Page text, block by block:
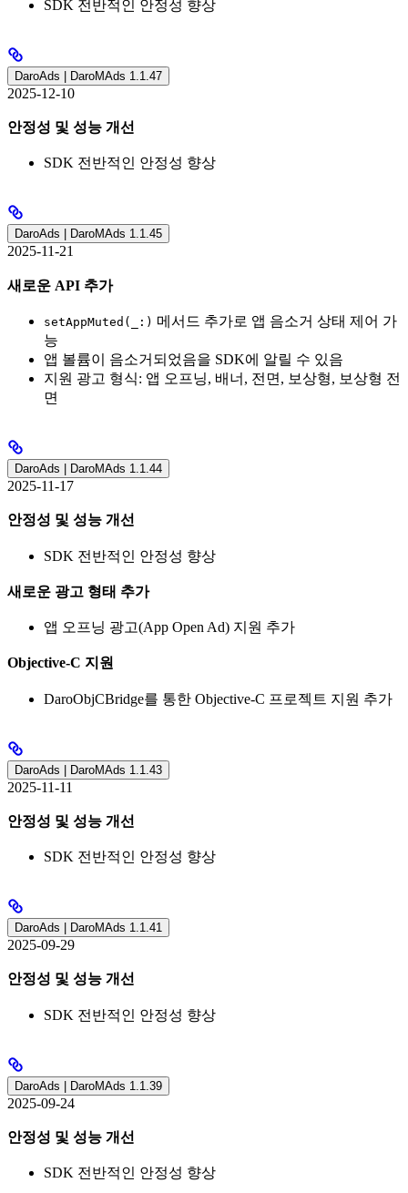
SDK 전반적인 안정성 향상
DaroAds | DaroMAds 1.1.47
2025-12-10
안정성 및 성능 개선
SDK 전반적인 안정성 향상
DaroAds | DaroMAds 1.1.45
2025-11-21
새로운 API 추가
setAppMuted(_:) 메서드 추가로 앱 음소거 상태 제어 가
능
앱 볼륨이 음소거되었음을 SDK에 알릴 수 있음
지원 광고 형식: 앱 오프닝, 배너, 전면, 보상형, 보상형 전
면
DaroAds | DaroMAds 1.1.44
2025-11-17
안정성 및 성능 개선
SDK 전반적인 안정성 향상
새로운 광고 형태 추가
앱 오프닝 광고(App Open Ad) 지원 추가
Objective-C 지원
DaroObjCBridge를 통한 Objective-C 프로젝트 지원 추가
DaroAds | DaroMAds 1.1.43
2025-11-11
안정성 및 성능 개선
SDK 전반적인 안정성 향상
DaroAds | DaroMAds 1.1.41
2025-09-29
안정성 및 성능 개선
SDK 전반적인 안정성 향상
DaroAds | DaroMAds 1.1.39
2025-09-24
안정성 및 성능 개선
SDK 전반적인 안정성 향상